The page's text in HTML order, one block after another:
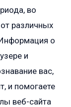
во
различных
о
и
вас,
и помогаете
веб-сайта